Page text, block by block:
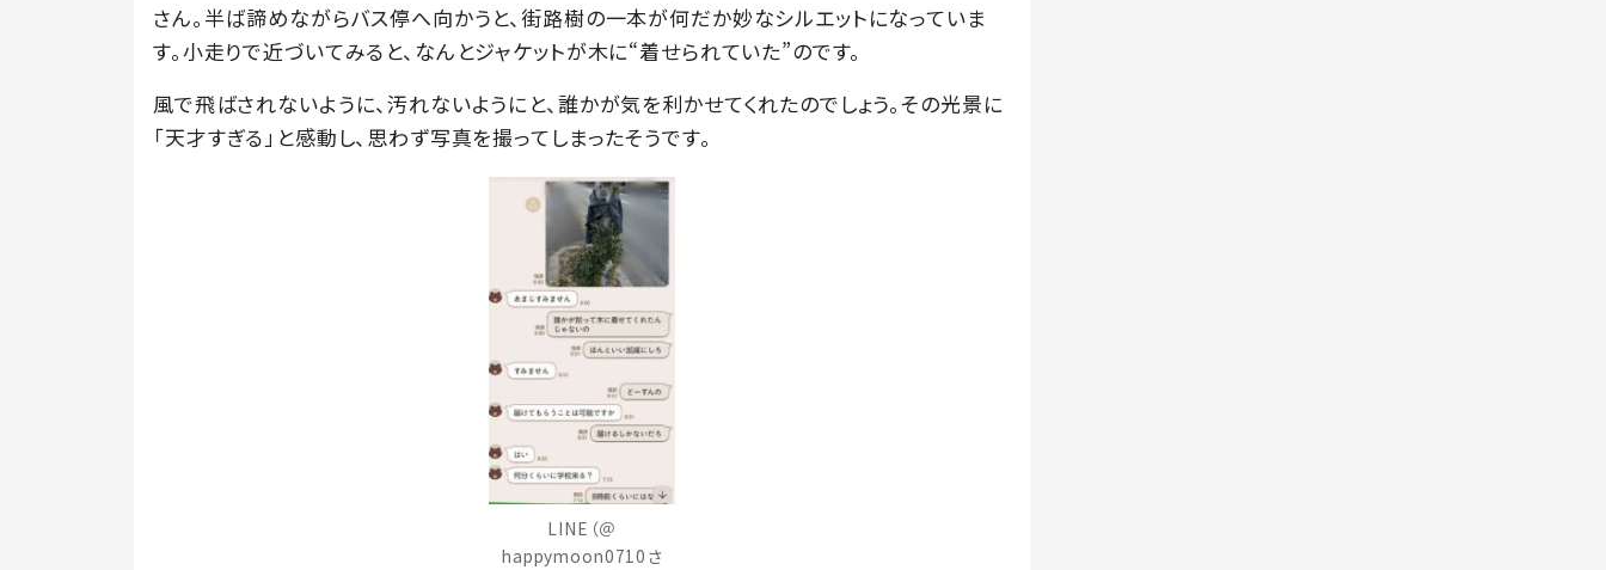
さん。半ば諦めながらバス停へ向かうと、街路樹の一本が何だか妙なシルエットになっていま
す。小走りで近づいてみると、なんとジャケットが木に“着せられていた”のです。
風で飛ばされないように、汚れないようにと、誰かが気を利かせてくれたのでしょう。その光景に
「天才すぎる」と感動し、思わず写真を撮ってしまったそうです。
LINE（＠
happymoon0710さ